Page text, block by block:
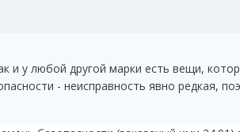
и у любой другой марки есть вещи,
- неисправность явно редкая,